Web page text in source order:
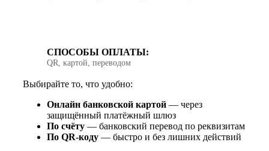
СПОСОБЫ ОПЛАТЫ:
QR, картой, переводом
Выбирайте то, что удобно:
Онлайн банковской картой — через
защищённый платёжный шлюз
По счёту — банковский перевод по реквизитам
По QR‑коду — быстро и без лишних действий